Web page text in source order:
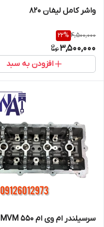
واشر کامل لیفان 820
4,500,000
22%
3,500,000
افزودن به سبد
سرسیلندر ام وی ام 550 MVM